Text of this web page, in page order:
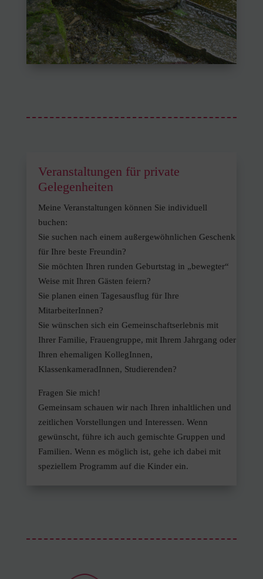
Veranstaltungen für private
Gelegenheiten
Meine Veranstaltungen können Sie individuell
buchen:
Sie suchen nach einem außergewöhnlichen Geschenk
für Ihre beste Freundin?
Sie möchten Ihren runden Geburtstag in „bewegter“
Weise mit Ihren Gästen feiern?
Sie planen einen Tagesausflug für Ihre
MitarbeiterInnen?
Sie wünschen sich ein Gemeinschaftserlebnis mit
Ihrer Familie, Frauengruppe, mit Ihrem Jahrgang oder
Ihren ehemaligen KollegInnen,
KlassenkameradInnen, Studierenden?
Fragen Sie mich!
Gemeinsam schauen wir nach Ihren inhaltlichen und
zeitlichen Vorstellungen und Interessen. Wenn
gewünscht, führe ich auch gemischte Gruppen und
Familien. Wenn es möglich ist, gehe ich dabei mit
speziellem Programm auf die Kinder ein.